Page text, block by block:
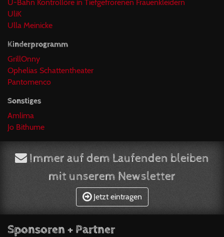
U-Bahn Kontrollöre in Tiefgefrorenen Frauenkleidern
UliK
Ulla Meinicke
Kinderprogramm
GrillOnny
Ophelias Schattentheater
Pantomenco
Sonstiges
Amlima
Jo Bithume
Immer auf dem Laufenden bleiben
mit unserem Newsletter
Jetzt eintragen
Sponsoren + Partner